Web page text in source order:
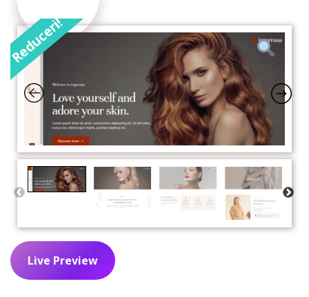
Reduceri!
Live Preview